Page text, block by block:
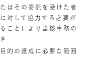
はその委託を受けた者
対して協力する必要が
ことにより当該事務の
的の達成に必要な範囲